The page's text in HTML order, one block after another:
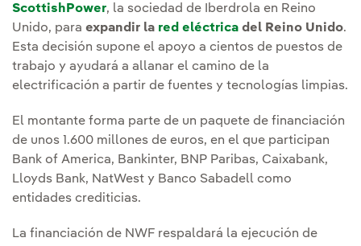
ScottishPower, la sociedad de Iberdrola en Reino
Unido, para expandir la red eléctrica del Reino Unido.
Esta decisión supone el apoyo a cientos de puestos de
trabajo y ayudará a allanar el camino de la
electrificación a partir de fuentes y tecnologías limpias.
El montante forma parte de un paquete de financiación
de unos 1.600 millones de euros, en el que participan
Bank of America, Bankinter, BNP Paribas, Caixabank,
Lloyds Bank, NatWest y Banco Sabadell como
entidades crediticias.
La financiación de NWF respaldará la ejecución de